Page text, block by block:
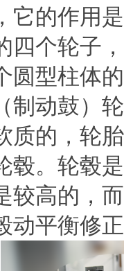
的作用
个轮子
圆型柱体
制动鼓）
质的，轮
毂。轮毂
较高的，
动平衡修